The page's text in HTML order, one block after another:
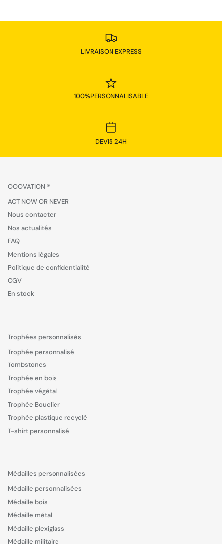
LIVRAISON EXPRESS
100%PERSONNALISABLE
DEVIS 24H
OOOVATION ®
ACT NOW OR NEVER
Nous contacter
Nos actualités
FAQ
Mentions légales
Politique de confidentialité
CGV
En stock
Trophées personnalisés
Trophée personnalisé
Tombstones
Trophée en bois
Trophée végétal
Trophée Bouclier
Trophée plastique recyclé
T-shirt personnalisé
Médailles personnalisées
Médaille personnalisées
Médaille bois
Médaille métal
Médaille plexiglass
Médaille militaire